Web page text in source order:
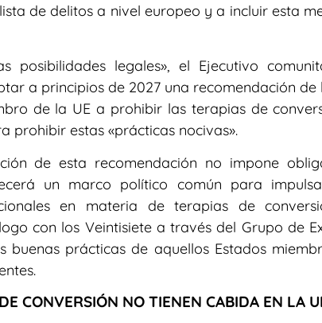
de delitos a nivel europeo y a incluir esta
posibilidades legales», el Ejecutivo
a principios de 2027 una recomendación de
de la UE a prohibir las terapias de
prohibir estas «prácticas nocivas».
de esta recomendación no impone
un marco político común para
en materia de terapias de
con los Veintisiete a través del Grupo de
buenas prácticas de aquellos Estados
CONVERSIÓN NO TIENEN CABIDA EN LA